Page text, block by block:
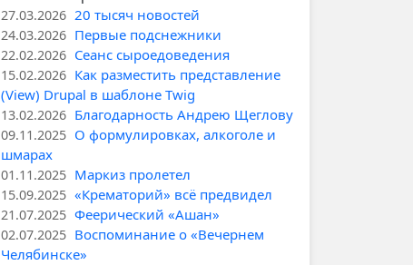
27.03.2026 20 тысяч новостей
24.03.2026 Первые подснежники
22.02.2026 Сеанс сыроедоведения
15.02.2026 Как разместить представление
(View) Drupal в шаблоне Twig
13.02.2026 Благодарность Андрею Щеглову
09.11.2025 О формулировках, алкоголе и
шмарах
01.11.2025 Маркиз пролетел
15.09.2025 «Крематорий» всё предвидел
21.07.2025 Феерический «Ашан»
02.07.2025 Воспоминание о «Вечернем
Челябинске»